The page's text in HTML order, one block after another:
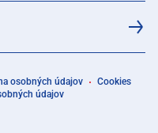
osobných údajov
Cookies
údajov